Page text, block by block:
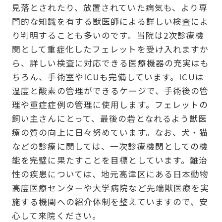
見落とされたり、放置されていた病気も、より専
門的な知識を有する獣医師による詳しい検査によ
り判明することも多いのです。当院は2次診療機
関として重症化したフェレットを受け入れますか
ら、詳しい検査に対応できる医療機器の充実はも
ちろん、手術室やICUも完備しています。ICUは
温度と酸素の管理ができるケージで、手術後の管
理や重症症例の管理に使用します。フェレットの
飼い主さんにとって、最後の砦となれるよう獣医
療の質の向上に日々努めています。なお、犬・猫
などの診療に関しては、一次診療機関としての機
能を完璧に果たすことを目標としています。難治
性の疾患については、地元高津区にある日本動物
高度医療センターや大学病院など先端獣医療を実
施する機関への紹介体制を整えていますので、安
心して来院ください。